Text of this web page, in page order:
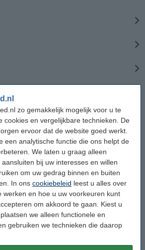
zo gemakkelijk mogelijk voor u te
cookies en vergelijkbare technieken. De
ervoor dat de website goed werkt.
een analytische functie die ons helpt de
We laten u graag alleen
bij uw interesses en willen
om uw gedrag binnen en buiten
In ons cookiebeleid leest u alles over
werken en hoe u uw voorkeuren kunt
om akkoord te gaan. Kiest u
we alleen functionele en
gebruiken we technieken die daarop